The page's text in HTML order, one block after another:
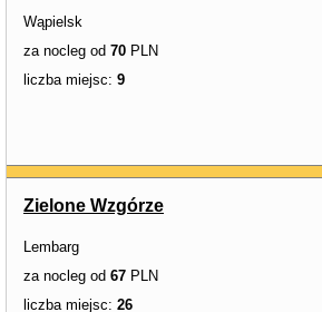
Wąpielsk
za nocleg od 70 PLN
liczba miejsc: 9
Zielone Wzgórze
Lembarg
za nocleg od 67 PLN
liczba miejsc: 26